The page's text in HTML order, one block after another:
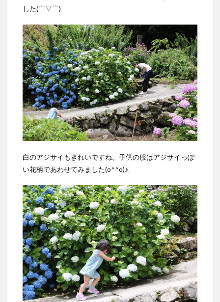
した(⌒▽⌒)
白のアジサイもきれいですね。子供の服はアジサイっぽ
い花柄であわせてみました(o^^o)♪